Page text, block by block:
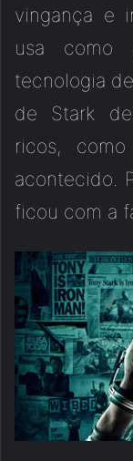
vingança e
usa como
tecnologia
de Stark
ricos,
acontecido.
ficou com a